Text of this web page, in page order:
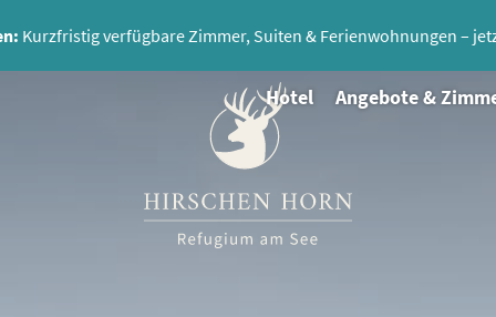
Kurzfristig verfügbare Zimmer, Suiten & Ferienwohnungen –
Hotel Angebote &